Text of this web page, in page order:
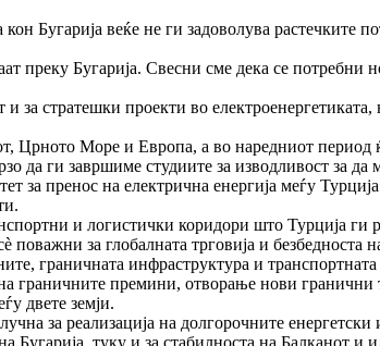
Бугарија веќе не ги задоволува растечките
преку Бугарија. Свесни сме дека се потребни
за стратешки проекти во
Црното Море и Европа, а во наредниот период
да ги завршиме студиите за изводливост за
за пренос на електрична енергија меѓу
и логистички коридори што Турција
поважни за глобалната трговија и безбедноста
граничната инфраструктура и
граничните премини, отворање нови гранични
двете земји.
за реализација на долгорочните
Бугарија, туку и за стабилноста на Балканот